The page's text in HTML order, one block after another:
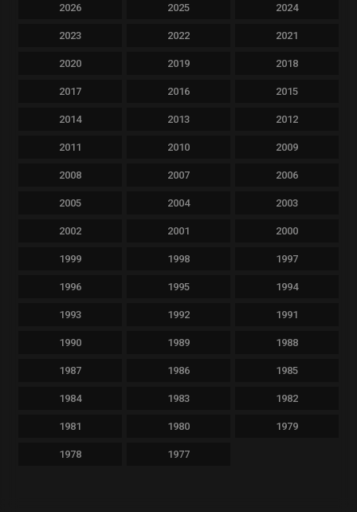
2026 2025 2024
2023 2022 2021
2020 2019 2018
2017 2016 2015
2014 2013 2012
2011 2010 2009
2008 2007 2006
2005 2004 2003
2002 2001 2000
1999 1998 1997
1996 1995 1994
1993 1992 1991
1990 1989 1988
1987 1986 1985
1984 1983 1982
1981 1980 1979
1978 1977